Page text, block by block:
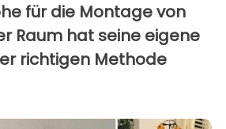
für die Montage von
Raum hat seine eigene
richtigen Methode